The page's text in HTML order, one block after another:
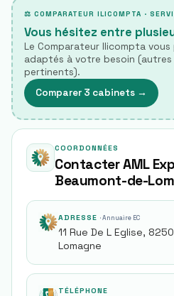
⚖ COMPARATEUR ILICOMPTA ·
Vous hésitez entre
Le Comparateur Ilicompta
adaptés à votre besoin (autres
pertinents).
Comparer 3 cabinets →
COORDONNÉES
Contacter AML
Beaumont-de-
ADRESSE· Annuaire EC
11 Rue De L Eglise,
Lomagne
TÉLÉPHONE